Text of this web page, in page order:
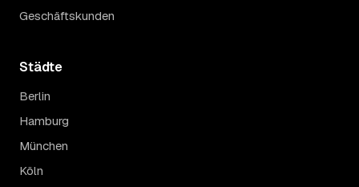
Geschäftskunden
Städte
Berlin
Hamburg
München
Köln